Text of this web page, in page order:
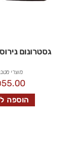
גסטרונום
מוצרי
55.00
הוספה